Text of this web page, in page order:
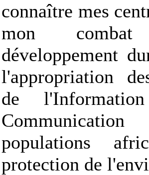
connaître mes
mon
développement
l'appropriation
de
populations
protection de